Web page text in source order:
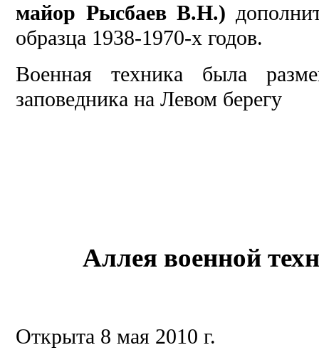
майор Рысбаев В.Н.)
образца 1938-1970-х годов.
Военная техника была
заповедника на Левом берегу
Аллея военной
Открыта 8 мая 2010 г.